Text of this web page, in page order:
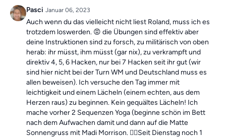
"Vergangene Trainings des Tages".
Pasci Januar 06, 2023
Auch wenn du das vielleicht nicht liest Roland, muss ich es
trotzdem loswerden. 😡 die Übungen sind effektiv aber
deine Instruktionen sind zu forsch, zu militärisch von oben
herab: ihr müsst, ihm müsst (gar nix), zu verkrampft und
direktiv 4, 5, 6 Hacken, nur bei 7 Hacken seit ihr gut (wir
sind hier nicht bei der Turn WM und Deutschland muss es
allen beweisen). Ich versuche den Tag immer mit
leichtigkeit und einem Lächeln (einem echten, aus dem
Herzen raus) zu beginnen. Kein gequältes Lächeln! Ich
mache vorher 2 Sequenzen Yoga (beginne schön im Bett
nach dem Aufwachen damit und dann auf die Matte
Sonnengruss mit Madi Morrison. 🧘‍♀️Seit Dienstag noch 1